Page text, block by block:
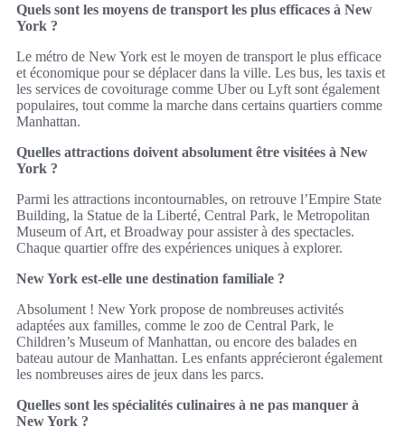
Quels sont les moyens de transport les plus efficaces à New
York ?
Le métro de New York est le moyen de transport le plus efficace
et économique pour se déplacer dans la ville. Les bus, les taxis et
les services de covoiturage comme Uber ou Lyft sont également
populaires, tout comme la marche dans certains quartiers comme
Manhattan.
Quelles attractions doivent absolument être visitées à New
York ?
Parmi les attractions incontournables, on retrouve l’Empire State
Building, la Statue de la Liberté, Central Park, le Metropolitan
Museum of Art, et Broadway pour assister à des spectacles.
Chaque quartier offre des expériences uniques à explorer.
New York est-elle une destination familiale ?
Absolument ! New York propose de nombreuses activités
adaptées aux familles, comme le zoo de Central Park, le
Children’s Museum of Manhattan, ou encore des balades en
bateau autour de Manhattan. Les enfants apprécieront également
les nombreuses aires de jeux dans les parcs.
Quelles sont les spécialités culinaires à ne pas manquer à
New York ?